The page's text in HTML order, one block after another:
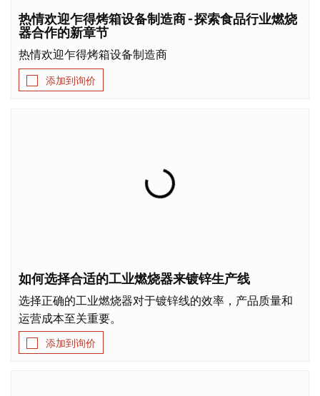
热情欢迎乍得烤箱设备制造商 - 探索食品行业燃烧
器合作的新章节
热情欢迎乍得烤箱设备制造商
添加到询价
如何选择合适的工业燃烧器来镀锌生产线
选择正确的工业燃烧器对于镀锌线的效率，产品质量和
运营成本至关重要。
添加到询价